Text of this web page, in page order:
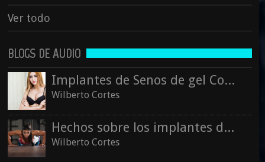
Ver todo
BLOGS DE AUDIO
Implantes de Senos de gel Cohesivo
Wilberto Cortes
Hechos sobre los implantes de senos
Wilberto Cortes